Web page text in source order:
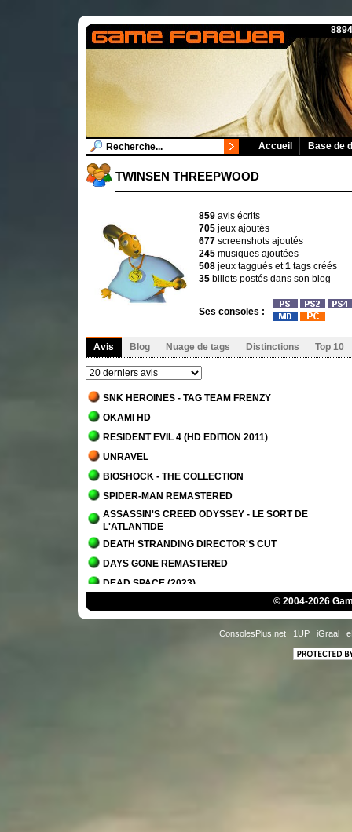
Accueil Base de
TWINSEN THREEPWOOD
859 avis écrits
705 jeux ajoutés
677 screenshots ajoutés
245 musiques ajoutées
508 jeux taggués et1 tags créés
35 billets postés dans son blog
Ses consoles :
Avis Blog Nuage de tags Distinctions Top 10
SNK HEROINES - TAG TEAM FRENZY
OKAMI HD
RESIDENT EVIL 4 (HD EDITION 2011)
UNRAVEL
BIOSHOCK - THE COLLECTION
SPIDER-MAN REMASTERED
ASSASSIN'S CREED ODYSSEY - LE SORT DE
L'ATLANTIDE
DEATH STRANDING DIRECTOR'S CUT
DAYS GONE REMASTERED
DEAD SPACE (2023)
PLANET OF LANA
© 2004-2026
ConsolesPlus.net 1UP iGraal